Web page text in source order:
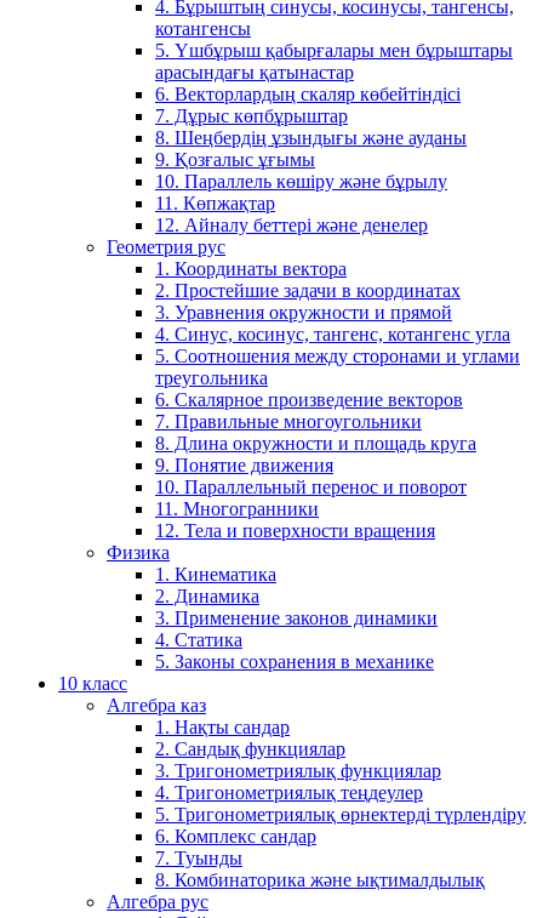
4. Бұрыштың синусы, косинусы, тангенсы,
котангенсы
5. Үшбұрыш қабырғалары мен бұрыштары
арасындағы қатынастар
6. Векторлардың скаляр көбейтіндісі
7. Дұрыс көпбұрыштар
8. Шеңбердің ұзындығы және ауданы
9. Қозғалыс ұғымы
10. Параллель көшіру және бұрылу
11. Көпжақтар
12. Айналу беттері және денелер
Геометрия рус
1. Координаты вектора
2. Простейшие задачи в координатах
3. Уравнения окружности и прямой
4. Синус, косинус, тангенс, котангенс угла
5. Соотношения между сторонами и углами
треугольника
6. Скалярное произведение векторов
7. Правильные многоугольники
8. Длина окружности и площадь круга
9. Понятие движения
10. Параллельный перенос и поворот
11. Многогранники
12. Тела и поверхности вращения
Физика
1. Кинематика
2. Динамика
3. Применение законов динамики
4. Статика
5. Законы сохранения в механике
10 класс
Алгебра каз
1. Нақты сандар
2. Сандық функциялар
3. Тригонометриялық функциялар
4. Тригонометриялық теңдеулер
5. Тригонометриялық өрнектерді түрлендіру
6. Комплекс сандар
7. Туынды
8. Комбинаторика және ықтималдылық
Алгебра рус